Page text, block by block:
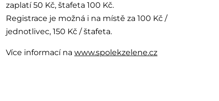
zaplatí 50 Kč, štafeta 100 Kč.
Registrace je možná i na místě za 100 Kč /
jednotlivec, 150 Kč / štafeta.
Více informací na www.spolekzelene.cz